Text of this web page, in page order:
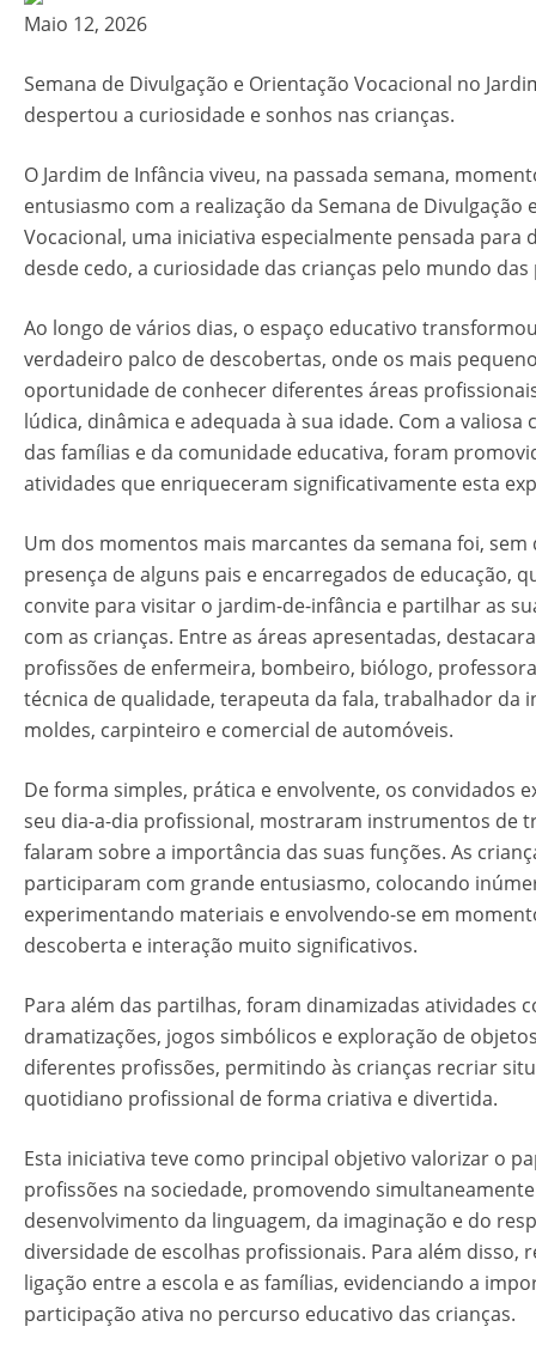
Maio 12, 2026
Semana de Divulgação e Orientação Vocacional no
despertou a curiosidade e sonhos nas crianças.
O Jardim de Infância viveu, na passada semana,
entusiasmo com a realização da Semana de Divulgação
Vocacional, uma iniciativa especialmente pensada para
desde cedo, a curiosidade das crianças pelo mundo
Ao longo de vários dias, o espaço educativo
verdadeiro palco de descobertas, onde os mais
oportunidade de conhecer diferentes áreas
lúdica, dinâmica e adequada à sua idade. Com a valiosa
das famílias e da comunidade educativa, foram
atividades que enriqueceram significativamente esta
Um dos momentos mais marcantes da semana foi, sem
presença de alguns pais e encarregados de educação,
convite para visitar o jardim-de-infância e partilhar as
com as crianças. Entre as áreas apresentadas,
profissões de enfermeira, bombeiro, biólogo,
técnica de qualidade, terapeuta da fala, trabalhador da
moldes, carpinteiro e comercial de automóveis.
De forma simples, prática e envolvente, os convidados
seu dia-a-dia profissional, mostraram instrumentos de
falaram sobre a importância das suas funções. As
participaram com grande entusiasmo, colocando
experimentando materiais e envolvendo-se em
descoberta e interação muito significativos.
Para além das partilhas, foram dinamizadas atividades
dramatizações, jogos simbólicos e exploração de
diferentes profissões, permitindo às crianças recriar
quotidiano profissional de forma criativa e divertida.
Esta iniciativa teve como principal objetivo valorizar o
profissões na sociedade, promovendo
desenvolvimento da linguagem, da imaginação e do
diversidade de escolhas profissionais. Para além disso,
ligação entre a escola e as famílias, evidenciando a
participação ativa no percurso educativo das crianças.